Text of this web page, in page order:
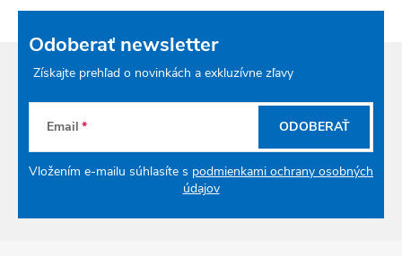
Odoberať newsletter
Získajte prehľad o novinkách a exkluzívne zľavy
Email
Vložením e-mailu súhlasíte s podmienkami ochrany osobných
údajov
ODOBERAŤ